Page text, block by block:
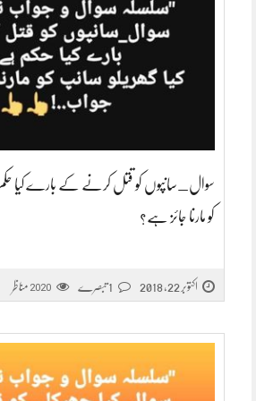
سوال_سانپوں کو قتل کرنے کے بارے کیا حکم
کو مارنا جائز ہے؟
اکتوبر 22, 2018 2020 مناظر